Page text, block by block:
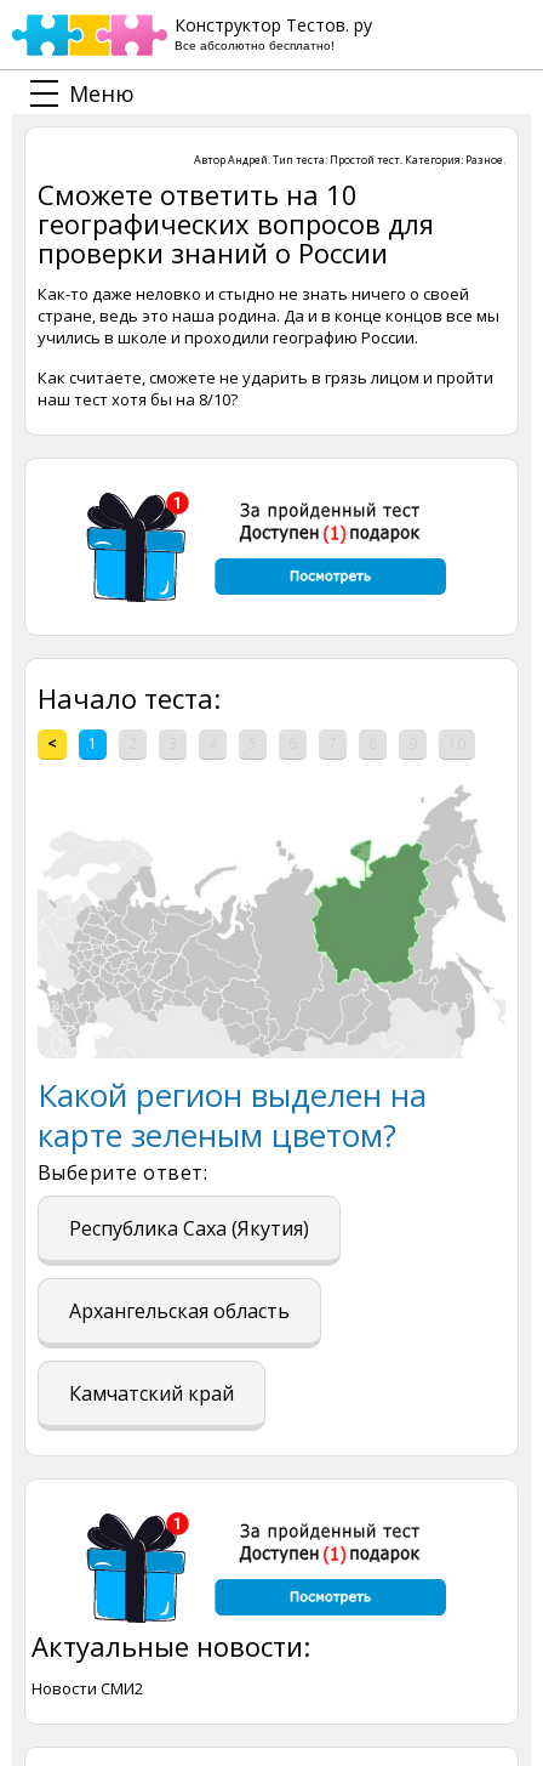
Конструктор Тестов. ру
Все абсолютно бесплатно!
Меню
АвторАндрей. Тип теста: Простой тест. Категория: Разное.
Сможете ответить на 10
географических вопросов для
проверки знаний о России
Как-то даже неловко и стыдно не знать ничего о своей
стране, ведь это наша родина. Да и в конце концов все мы
учились в школе и проходили географию России.
Как считаете, сможете не ударить в грязь лицом и пройти
наш тест хотя бы на 8/10?
Начало теста:
< 1
Какой регион выделен на
карте зеленым цветом?
Выберите ответ:
Республика Саха (Якутия)
Архангельская область
Камчатский край
Актуальные новости:
Новости СМИ2